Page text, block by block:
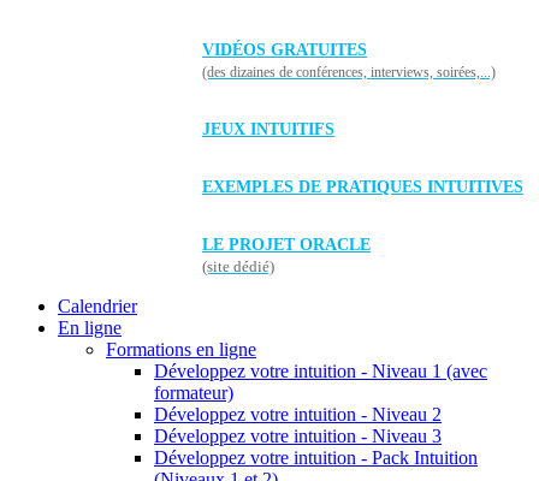
VIDÉOS GRATUITES
(des dizaines de conférences, interviews, soirées,...)
JEUX INTUITIFS
EXEMPLES DE PRATIQUES INTUITIVES
LE PROJET ORACLE
(site dédié)
Calendrier
En ligne
Formations en ligne
Développez votre intuition - Niveau 1 (avec
formateur)
Développez votre intuition - Niveau 2
Développez votre intuition - Niveau 3
Développez votre intuition - Pack Intuition